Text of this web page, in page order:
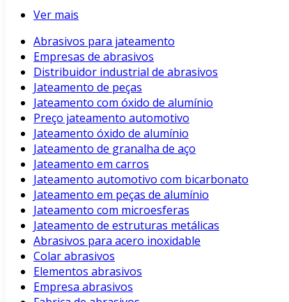
Ver mais
Abrasivos para jateamento
Empresas de abrasivos
Distribuidor industrial de abrasivos
Jateamento de peças
Jateamento com óxido de alumínio
Preço jateamento automotivo
Jateamento óxido de alumínio
Jateamento de granalha de aço
Jateamento em carros
Jateamento automotivo com bicarbonato
Jateamento em peças de alumínio
Jateamento com microesferas
Jateamento de estruturas metálicas
Abrasivos para acero inoxidable
Colar abrasivos
Elementos abrasivos
Empresa abrasivos